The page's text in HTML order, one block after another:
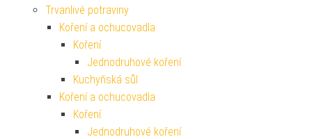
Trvanlivé potraviny
Koření a ochucovadla
Koření
Jednodruhové koření
Kuchyňská sůl
Koření a ochucovadla
Koření
Jednodruhové koření